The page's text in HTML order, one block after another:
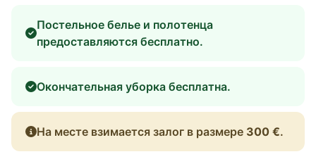
Постельное белье и полотенца
предоставляются бесплатно.
Окончательная уборка бесплатна.
На месте взимается залог в размере 300 €.